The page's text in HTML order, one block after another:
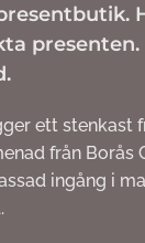
presenten.
ett stenkast
från Borås
ingång i